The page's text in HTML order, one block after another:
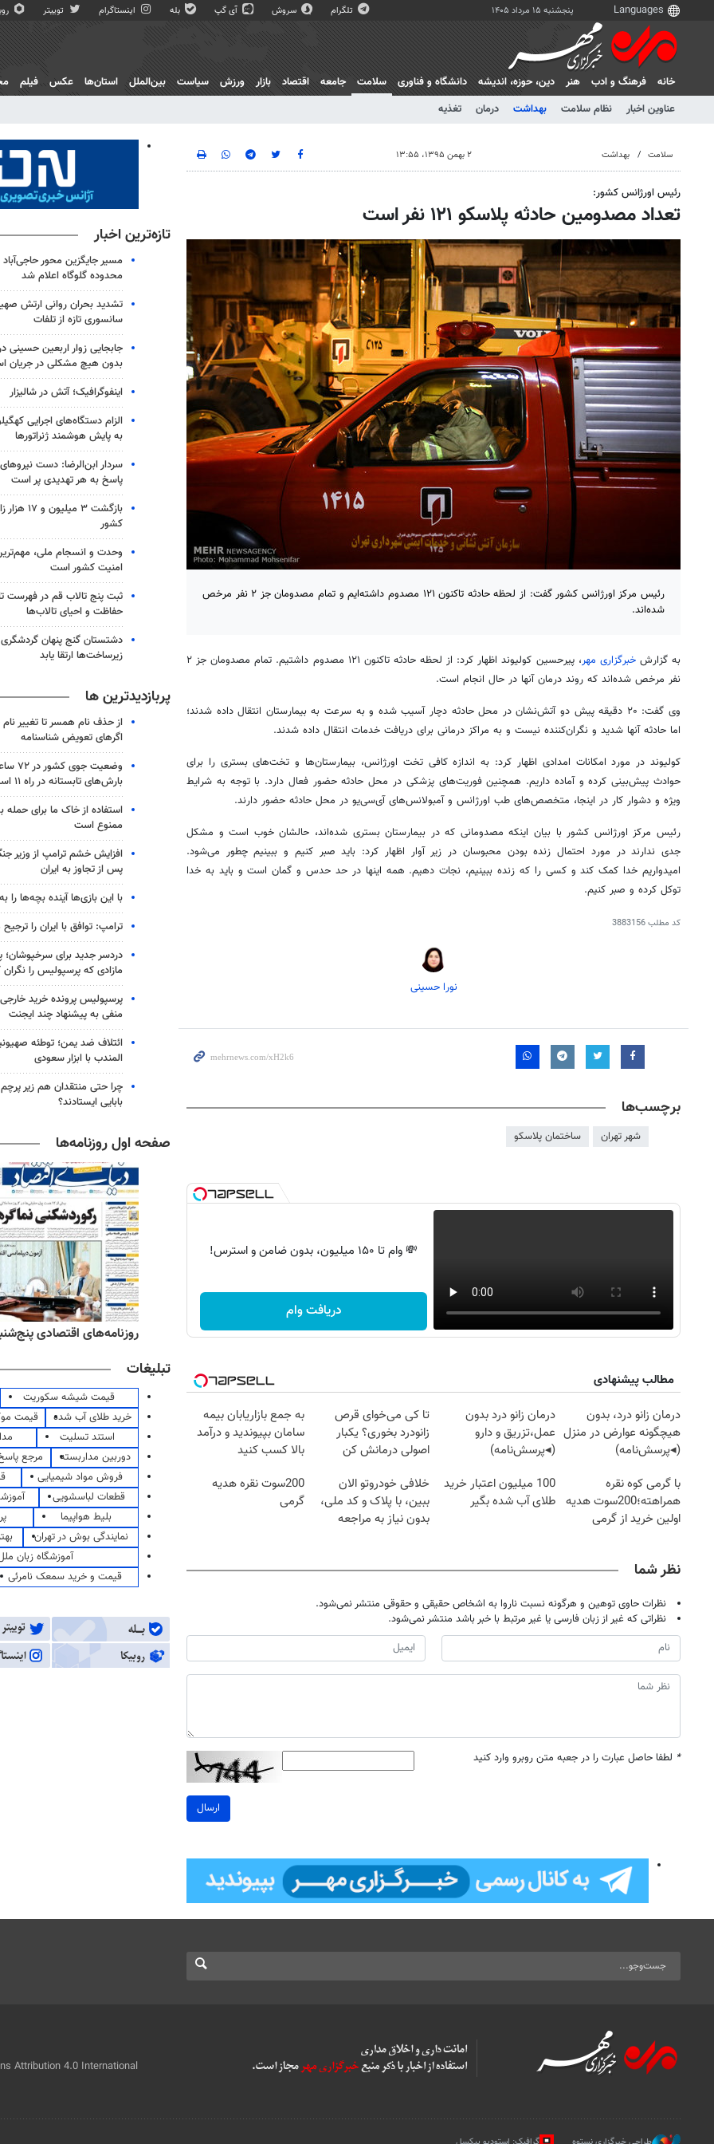
پنجشنبه ۱۵ مرداد ۱۴۰۵ تلگرام سروش آی گپ بله اینستاگرام توییتر
خانه فرهنگ و ادب هنر دين، حوزه، انديشه دانشگاه و فناوری
سلامت
عناوین اخبار
نظام سلامت بهداشت درمان تغذیه
جامعه اقتصاد بازار ورزش سیاست بین‌الملل استان‌ها عکس فیلم
سلامت بهداشت ۲ بهمن ۱۳۹۵، ۱۳:۵۵
رئیس اورژانس کشور:
تعداد مصدومین حادثه پلاسکو ۱۲۱ نفر است
رئیس مرکز اورژانس کشور گفت: از لحظه حادثه تاکنون ۱۲۱ مصدوم داشته‌ایم و تمام مصدومان جز ۲ نفر مرخص
شده‌اند.
به گزارشخبرگزاری مهر
، پیرحسین کولیوند اظهار کرد: از لحظه حادثه تاکنون ۱۲۱ مصدوم داشتیم. تمام مصدومان جز ۲
نفر مرخص شده‌اند که روند درمان آنها در حال انجام است.
وی گفت: ۲۰ دقیقه پیش دو آتش‌نشان در محل حادثه دچار آسیب شده و به سرعت به بیمارستان انتقال داده شدند؛
اما حادثه آنها شدید و نگران‌کننده نیست و به مراکز درمانی برای دریافت خدمات انتقال داده شدند.
کولیوند در مورد امکانات امدادی اظهار کرد: به اندازه کافی تخت اورژانس، بیمارستان‌ها و تخت‌های بستری را برای
حوادث پیش‌بینی کرده و آماده داریم. همچنین فوریت‌های پزشکی در محل حادثه حضور فعال دارد. با توجه به شرایط
ویژه و دشوار کار در اینجا، متخصص‌های طب اورژانس و آمبولانس‌های آی‌سی‌یو در محل حادثه حضور دارند.
رئیس مرکز اورژانس کشور با بیان اینکه مصدومانی که در بیمارستان بستری شده‌اند، حالشان خوب است و مشکل
جدی ندارند در مورد احتمال زنده بودن محبوسان در زیر آوار اظهار کرد: باید صبر کنیم و ببینیم چطور می‌شود.
امیدواریم خدا کمک کند و کسی را که زنده ببینیم، نجات دهیم. همه اینها در حد حدس و گمان است و باید به خدا
توکل کرده و صبر کنیم.
کد مطلب3883156
نورا حسینی
برچسب‌ها
شهر تهران ساختمان پلاسکو
💸 وام تا ۱۵۰ میلیون، بدون ضامن و استرس!
دریافت وام
مطالب پیشنهادی
درمان زانو درد، بدون
هیچگونه عوارض در منزل
(◂پرسش‌نامه)
درمان زانو درد بدون
عمل،تزریق و دارو
(◂پرسش‌نامه)
تا کی می‌خوای قرص
زانودرد بخوری؟ یکبار
اصولی درمانش کن
به جمع بازاریابان بیمه
سامان بپیوندید و درآمد
بالا کسب کنید
با گرمی کوه نقره
همراهته؛200سوت هدیه
اولین خرید از گرمی
100 میلیون اعتبار خرید
طلای آب شده بگیر
خلافی خودروتو الان
ببین، با پلاک و کد ملی،
بدون نیاز به مراجعه
200سوت نقره هدیه
گرمی
نظر شما
نظرات حاوی توهین و هرگونه نسبت ناروا به اشخاص حقیقی و حقوقی منتشر نمی‌شود.
نظراتی که غیر از زبان فارسی یا غیر مرتبط با خبر باشد منتشر نمی‌شود.
* لطفا حاصل عبارت را در جعبه متن روبرو وارد کنید
ارسال
تازه‌ترین اخبار
مسیر جایگزین محور
محدوده گلوگاه اعلام شد
تشدید بحران روانی ارتش
سانسوری تازه از تلفات
جابجایی زوار اربعین حسینی
بدون هیچ مشکلی در جریان
اینفوگرافیک؛ آتش در شالیزار
الزام دستگاه‌های اجرایی
به پایش هوشمند ژنراتورها
سردار ابن‌الرضا: دست
پاسخ به هر تهدیدی پر است
بازگشت ۳
کشور
وحدت و انسجام ملی،
امنیت کشور است
ثبت پنج تالاب قم در فهرست
حفاظت و احیای تالاب‌ها
دشتستان گنج پنهان
زیرساخت‌ها ارتقا یابد
پربازدیدترین ها
از حذف نام همسر تا تغییر نام
اگرهای تعویض شناسنامه
وضعیت
بارش‌های تابستانه در راه ۱۱ استان
استفاده از خاک ما برای
ممنوع است
افزایش خشم ترامپ از وزیر
پس از تجاوز به ایران
با این بازی‌ها آینده بچه‌ها را
ترامپ: توافق با ایران را
دردسر جدید برای سرخپوشان؛
مازادی که پرسپولیس را نگران
پرسپولیس پرونده خرید
منفی به پیشنهاد چند ایجنت
ائتلاف ضد یمن؛ توطئه
المندب با ابزار سعودی
چرا حتی منتقدان هم زیر
بابایی ایستادند؟
صفحه اول روزنامه‌ها
روزنامه‌های اقتصادی چهارشنبه ۱۴ مرداد ۱۴۰۵ روزنامه‌های ورزشی پنج‌شنبه ۱۵ مرداد ۱۴۰۵ روزنامه‌های اقتصادی پنج‌شنبه ۱۵ مرداد
تبلیغات
قیمت شیشه سکوریت
خرید طلای آب شده
قیمت
استند تسلیت
دوربین مداربسته
مرجع
فروش مواد شیمیایی
قطعات لباسشویی
بلیط هواپیما
نمایندگی بوش در تهران
آموزشگاه زبان
قیمت و خرید سمعک نامرئی
Attribution 4.0 International